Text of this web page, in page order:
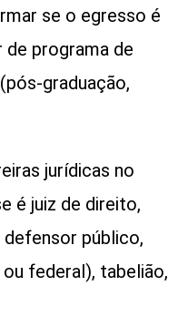
se o egresso é
programa de
graduação,
jurídicas no
é juiz de direito,
público,
federal), tabelião,